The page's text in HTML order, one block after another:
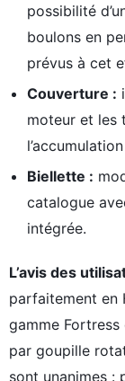
possibilité
boulons en
prévus à cet
Couverture :
moteur et les
Biellette :
catalogue
intégrée.
L’avis des
parfaitement en
gamme
par goupille
sont unanimes :